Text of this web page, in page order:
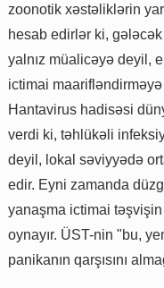
zoonotik xəstəliklərin
hesab edirlər ki, gələcək
yalnız müalicəyə deyil,
ictimai maarifləndirməyə
Hantavirus hadisəsi
verdi ki, təhlükəli
deyil, lokal səviyyədə
edir. Eyni zamanda
yanaşma ictimai təşvişin
oynayır. ÜST-nin "bu,
panikanın qarşısını